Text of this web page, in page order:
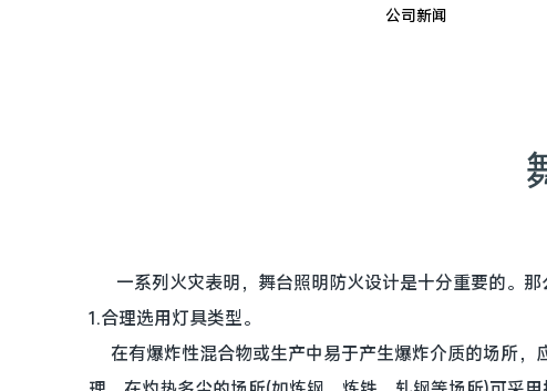
公司新闻
一系列火灾表明，舞台照明防火设计是十分重要的。那
1.合理选用灯具类型。
在有爆炸性混合物或生产中易于产生爆炸介质的场所，